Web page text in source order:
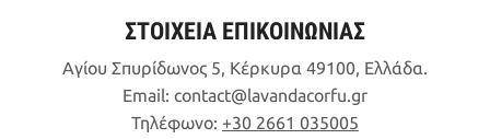
ΣΤΟΙΧΕΙΑ ΕΠΙΚΟΙΝΩΝΙΑΣ
Αγίου Σπυρίδωνος 5, Κέρκυρα 49100, Ελλάδα.
Email: contact lavandacorfu gr
Τηλέφωνο: +30 2661 035005